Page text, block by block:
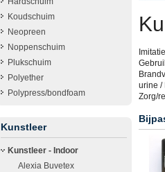
Koudschuim
Neopreen
Noppenschuim
Plukschuim
Polyether
Polypress/bondfoam
Kunstleer
Kunstleer - Indoor
Alexia Buvetex
urine /
Zorg/